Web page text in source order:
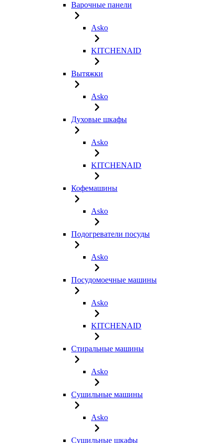
Варочные панели
Asko
KITCHENAID
Вытяжки
Asko
Духовые шкафы
Asko
KITCHENAID
Кофемашины
Asko
Подогреватели посуды
Asko
Посудомоечные машины
Asko
KITCHENAID
Стиральные машины
Asko
Сушильные машины
Asko
Сушильные шкафы